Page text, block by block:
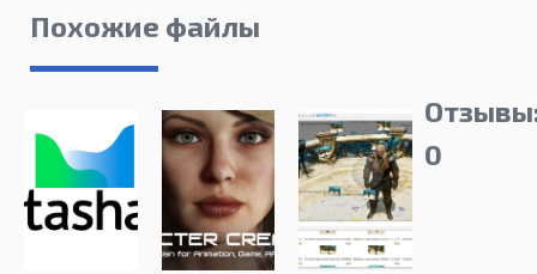
Похожие файлы
0